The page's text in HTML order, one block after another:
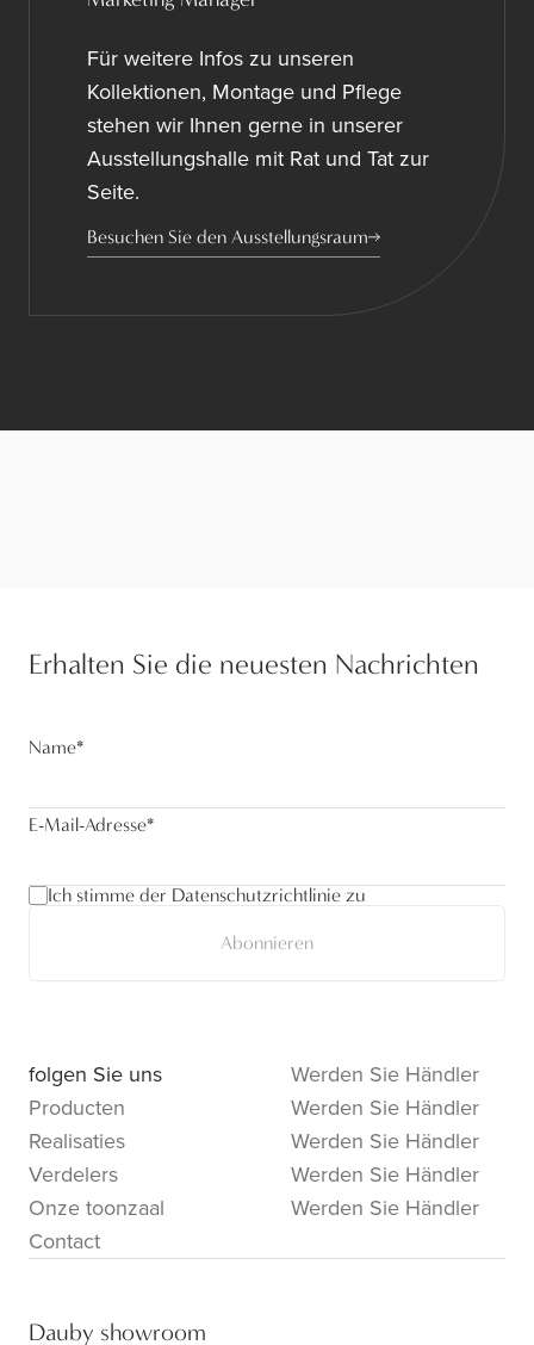
Für weitere Infos zu unseren
Kollektionen, Montage und Pflege
stehen wir Ihnen gerne in unserer
Ausstellungshalle mit Rat und Tat zur
Seite.
Besuchen Sie den Ausstellungsraum
Erhalten Sie die neuesten Nachrichten
Name*
E-Mail-Adresse*
Ich stimme der Datenschutzrichtlinie zu
Abonnieren
folgen Sie uns
Producten
Realisaties
Verdelers
Onze toonzaal
Contact
Werden Sie Händler
Werden Sie Händler
Werden Sie Händler
Werden Sie Händler
Werden Sie Händler
Dauby showroom